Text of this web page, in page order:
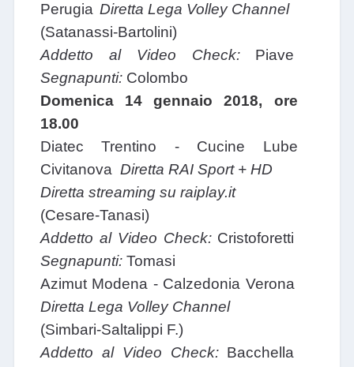
Perugia Diretta Lega Volley Channel
(Satanassi-Bartolini)
Addetto al Video Check:
Piave
Segnapunti: Colombo
Domenica 14 gennaio 2018, ore
18.00
Diatec Trentino - Cucine Lube
CivitanovaDiretta RAI Sport + HD
Diretta streaming su raiplay.it
(Cesare-Tanasi)
Addetto al Video Check: Cristoforetti
Segnapunti: Tomasi
Azimut Modena - Calzedonia Verona
Diretta Lega Volley Channel
(Simbari-Saltalippi F.)
Addetto al Video Check: Bacchella